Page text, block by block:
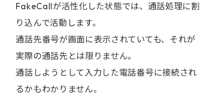
FakeCallが活性化した状態では、通話処理に割
り込んで活動します。
通話先番号が画面に表示されていても、それが
実際の通話先とは限りません。
通話しようとして入力した電話番号に接続され
るかもわかりません。